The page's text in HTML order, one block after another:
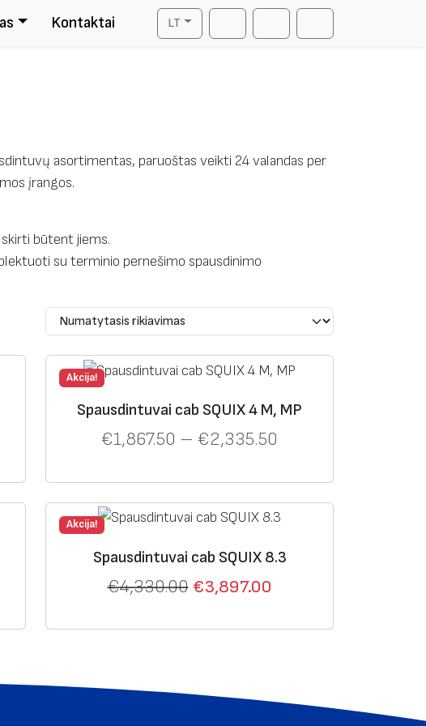
Kontaktai
LT
Search AccountCart
asortimentas, paruoštas veikti 24 valandas per
įrangos.
būtent jiems.
su terminio pernešimo spausdinimo
Akcija!
Spausdintuvai cab SQUIX 4 M, MP
€1,867.50 – €2,335.50
Akcija!
Spausdintuvai cab SQUIX 8.3
€4,330.00 €3,897.00